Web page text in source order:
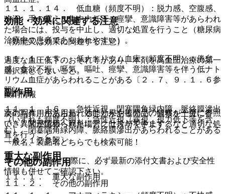
１１．１．１４． 低血糖（頻度不明）：脱力感、空腹感、
冷汗、手の震え、集中力低下、痙攣、意識障害等があらわれ
た場合には、投与を中止し、適切な処置を行うこと（糖尿病
治療中の患者であらわれやすい）。
１１．１．１５． 低ナトリウム血症（頻度不明）：倦怠
感、食欲不振、嘔気、嘔吐、痙攣、意識障害等を伴う低ナト
リウム血症があらわれることがある〔２．７、９．１．６参
照〕。
１１．１．１６． 急性近視、閉塞隅角緑内障、脈絡膜滲出
（いずれも頻度不明）：急性近視（霧視、視力低下等を含
む）、閉塞隅角緑内障、脈絡膜滲出があらわれることがある
〔８．１２参照〕。
その他の副作用
１１．２． その他の副作用
効能・効果に関連する注意
（効能又は効果に関連する注意）
過度な血圧低下のおそれ等があり、本剤を高血圧治療の第一
選択薬としないこと。
副作用
次の副作用があらわれることがあるので、観察を十分に行
い、異常が認められた場合には投与を中止するなど適切な処
置を行うこと。
重大な副作用
１１．１． 重大な副作用
薬剤情報
薬剤写真、用法用量、効能効果や後発品の情報が一度に参照
でき、関連情報へ簡単にアクセスができます。
一般名、製品名どちらでも検索可能！
※ ご使用いただく際に、必ず最新の添付文書および安全性
情報も併せてご確認下さい。